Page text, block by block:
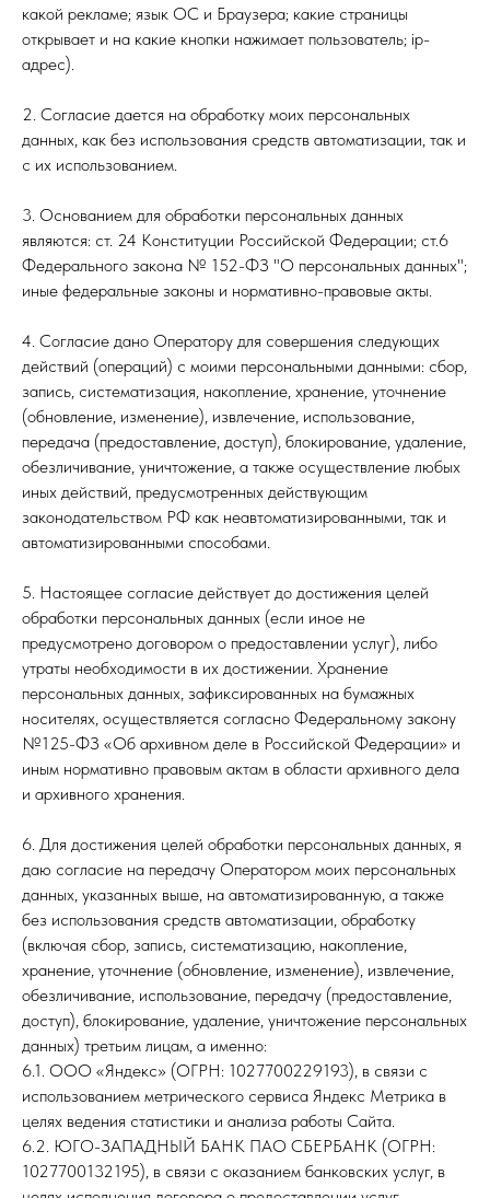
какой рекламе; язык ОС и Браузера; какие страницы
открывает и на какие кнопки нажимает пользователь; ip-
адрес).
2. Согласие дается на обработку моих персональных
данных, как без использования средств автоматизации, так и
с их использованием.
3. Основанием для обработки персональных данных
являются: ст. 24 Конституции Российской Федерации; ст.6
Федерального закона № 152-ФЗ "О персональных данных";
иные федеральные законы и нормативно-правовые акты.
4. Согласие дано Оператору для совершения следующих
действий (операций) с моими персональными данными: сбор,
запись, систематизация, накопление, хранение, уточнение
(обновление, изменение), извлечение, использование,
передача (предоставление, доступ), блокирование, удаление,
обезличивание, уничтожение, а также осуществление любых
иных действий, предусмотренных действующим
законодательством РФ как неавтоматизированными, так и
автоматизированными способами.
5. Настоящее согласие действует до достижения целей
обработки персональных данных (если иное не
предусмотрено договором о предоставлении услуг), либо
утраты необходимости в их достижении. Хранение
персональных данных, зафиксированных на бумажных
носителях, осуществляется согласно Федеральному закону
№125-ФЗ «Об архивном деле в Российской Федерации» и
иным нормативно правовым актам в области архивного дела
и архивного хранения.
6. Для достижения целей обработки персональных данных, я
даю согласие на передачу Оператором моих персональных
данных, указанных выше, на автоматизированную, а также
без использования средств автоматизации, обработку
(включая сбор, запись, систематизацию, накопление,
хранение, уточнение (обновление, изменение), извлечение,
обезличивание, использование, передачу (предоставление,
доступ), блокирование, удаление, уничтожение персональных
данных) третьим лицам, а именно:
6.1. ООО «Яндекс» (ОГРН: 1027700229193), в связи с
использованием метрического сервиса Яндекс Метрика в
целях ведения статистики и анализа работы Сайта.
6.2. ЮГО-ЗАПАДНЫЙ БАНК ПАО СБЕРБАНК (ОГРН:
1027700132195), в связи с оказанием банковских услуг, в